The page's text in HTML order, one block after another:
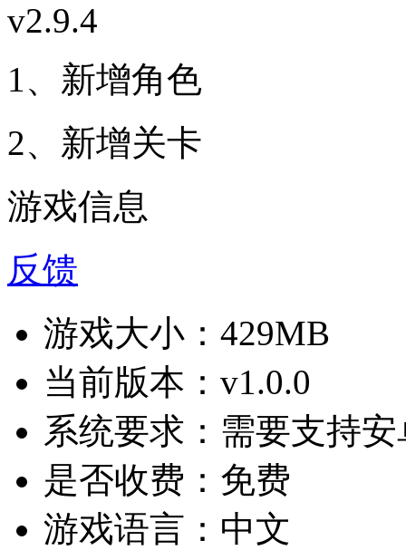
v2.9.4
1、新增角色
2、新增关卡
游戏信息
反馈
游戏大小： 429MB
当前版本： v1.0.0
系统要求： 需要支持
是否收费： 免费
游戏语言： 中文